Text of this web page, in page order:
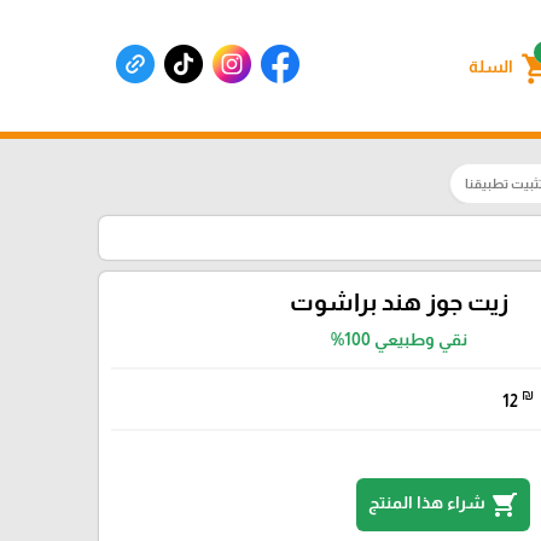
السلة
تطبيقنا
زيت جوز هند براشوت
نقي وطبيعي 100%
12 ₪
shopping_cart شراء هذا المنتج